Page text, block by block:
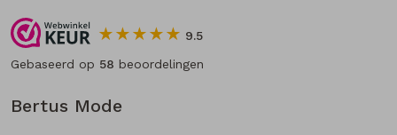
Bertus Mode
9.5
Gebaseerd op 58 beoordelingen